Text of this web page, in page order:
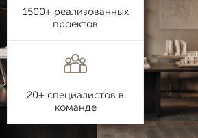
1500+ реализованных
проектов
20+ специалистов в
команде